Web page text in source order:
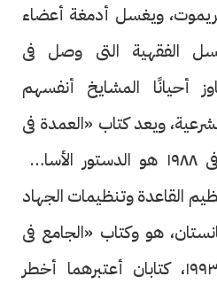
ويغسل أدمغة أعضاء
الفقهية التى وصل فى
أحيانًا المشايخ أنفسهم
ويعد كتاب «العمدة فى
إعداد العدة» المنشور فى ١٩٨٨ هو الدستور الأساسى
القاعدة وتنظيمات الجهاد
هو وكتاب «الجامع فى
طلب العلم الشريف» ١٩٩٣، كتابان أعتبرهما أخطر